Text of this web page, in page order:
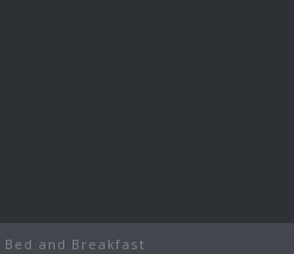
Bed and Breakfast